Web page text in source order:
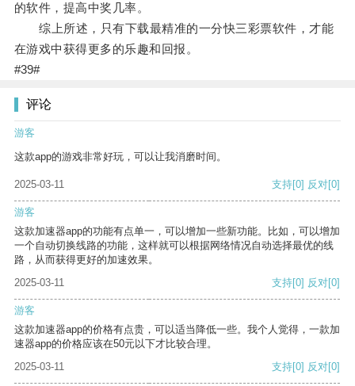
的软件，提高中奖几率。
综上所述，只有下载最精准的一分快三彩票软件，才能
在游戏中获得更多的乐趣和回报。
#39#
评论
游客
这款app的游戏非常好玩，可以让我消磨时间。
2025-03-11 支持[0] 反对[0]
游客
这款加速器app的功能有点单一，可以增加一些新功能。比如，可以增加
一个自动切换线路的功能，这样就可以根据网络情况自动选择最优的线
路，从而获得更好的加速效果。
2025-03-11
支持[0] 反对[0]
游客
这款加速器app的价格有点贵，可以适当降低一些。我个人觉得，一款加
速器app的价格应该在50元以下才比较合理。
2025-03-11
支持[0] 反对[0]